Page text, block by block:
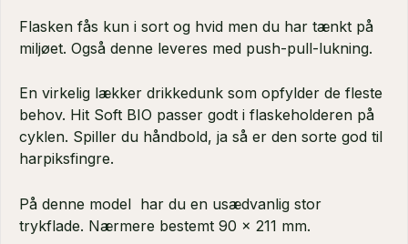
Flasken fås kun i sort og hvid men du har tænkt på
miljøet. Også denne leveres med push-pull-lukning.
En virkelig lækker drikkedunk som opfylder de fleste
behov. Hit Soft BIO passer godt i flaskeholderen på
cyklen. Spiller du håndbold, ja så er den sorte god til
harpiksfingre.
På denne model har du en usædvanlig stor
trykflade. Nærmere bestemt 90 x 211 mm.